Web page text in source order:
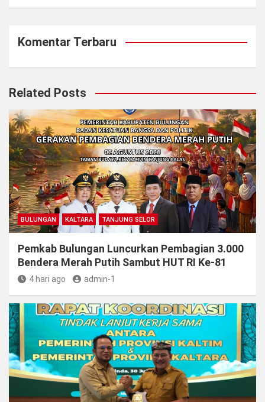
Komentar Terbaru
Related Posts
BULUNGAN KALTARA TANJUNG SELOR
Pemkab Bulungan Luncurkan Pembagian 3.000
Bendera Merah Putih Sambut HUT RI Ke-81
4 hari ago admin-1